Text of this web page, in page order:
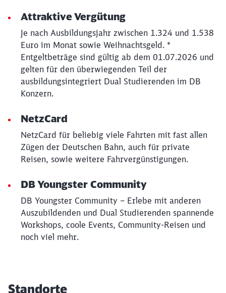
Attraktive Vergütung
Je nach Ausbildungsjahr zwischen 1.324 und 1.538
Euro im Monat sowie Weihnachtsgeld. *
Entgeltbeträge sind gültig ab dem 01.07.2026 und
gelten für den überwiegenden Teil der
ausbildungsintegriert Dual Studierenden im DB
Konzern.
NetzCard
NetzCard für beliebig viele Fahrten mit fast allen
Zügen der Deutschen Bahn, auch für private
Reisen, sowie weitere Fahrvergünstigungen.
DB Youngster Community
DB Youngster Community – Erlebe mit anderen
Auszubildenden und Dual Studierenden spannende
Workshops, coole Events, Community-Reisen und
noch viel mehr.
Standorte